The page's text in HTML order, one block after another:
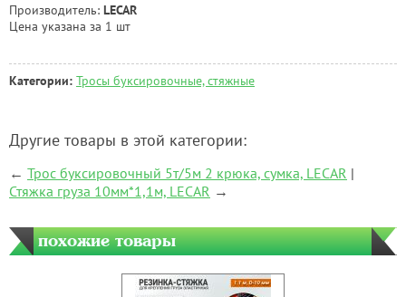
Производитель: LECAR
Цена указана за 1 шт
Категории: Тросы буксировочные, стяжные
Другие товары в этой категории:
← Трос буксировочный 5т/5м 2 крюка, сумка, LECAR |
Стяжка груза 10мм*1,1м, LECAR →
похожие товары